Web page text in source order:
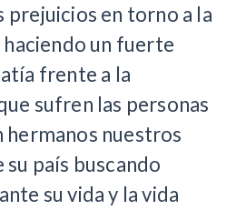
prejuicios en torno a la
un fuerte
frente a la
sufren las personas
hermanos nuestros
su país buscando
su vida y la vida